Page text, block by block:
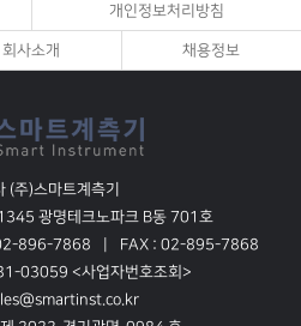
개인정보처리방침
회사소개 채용정보
(주)스마트계측기
광명테크노파크 B동 701호
896-7868
FAX : 02-895-7868
03059 <사업자번호조회>